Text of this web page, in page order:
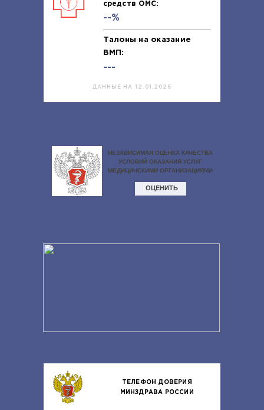
средств ОМС:
--%
Талоны на оказание
ВМП:
---
ДАННЫЕ НА 12.01.2026
ТЕЛЕФОН ДОВЕРИЯ
МИНЗДРАВА РОССИИ